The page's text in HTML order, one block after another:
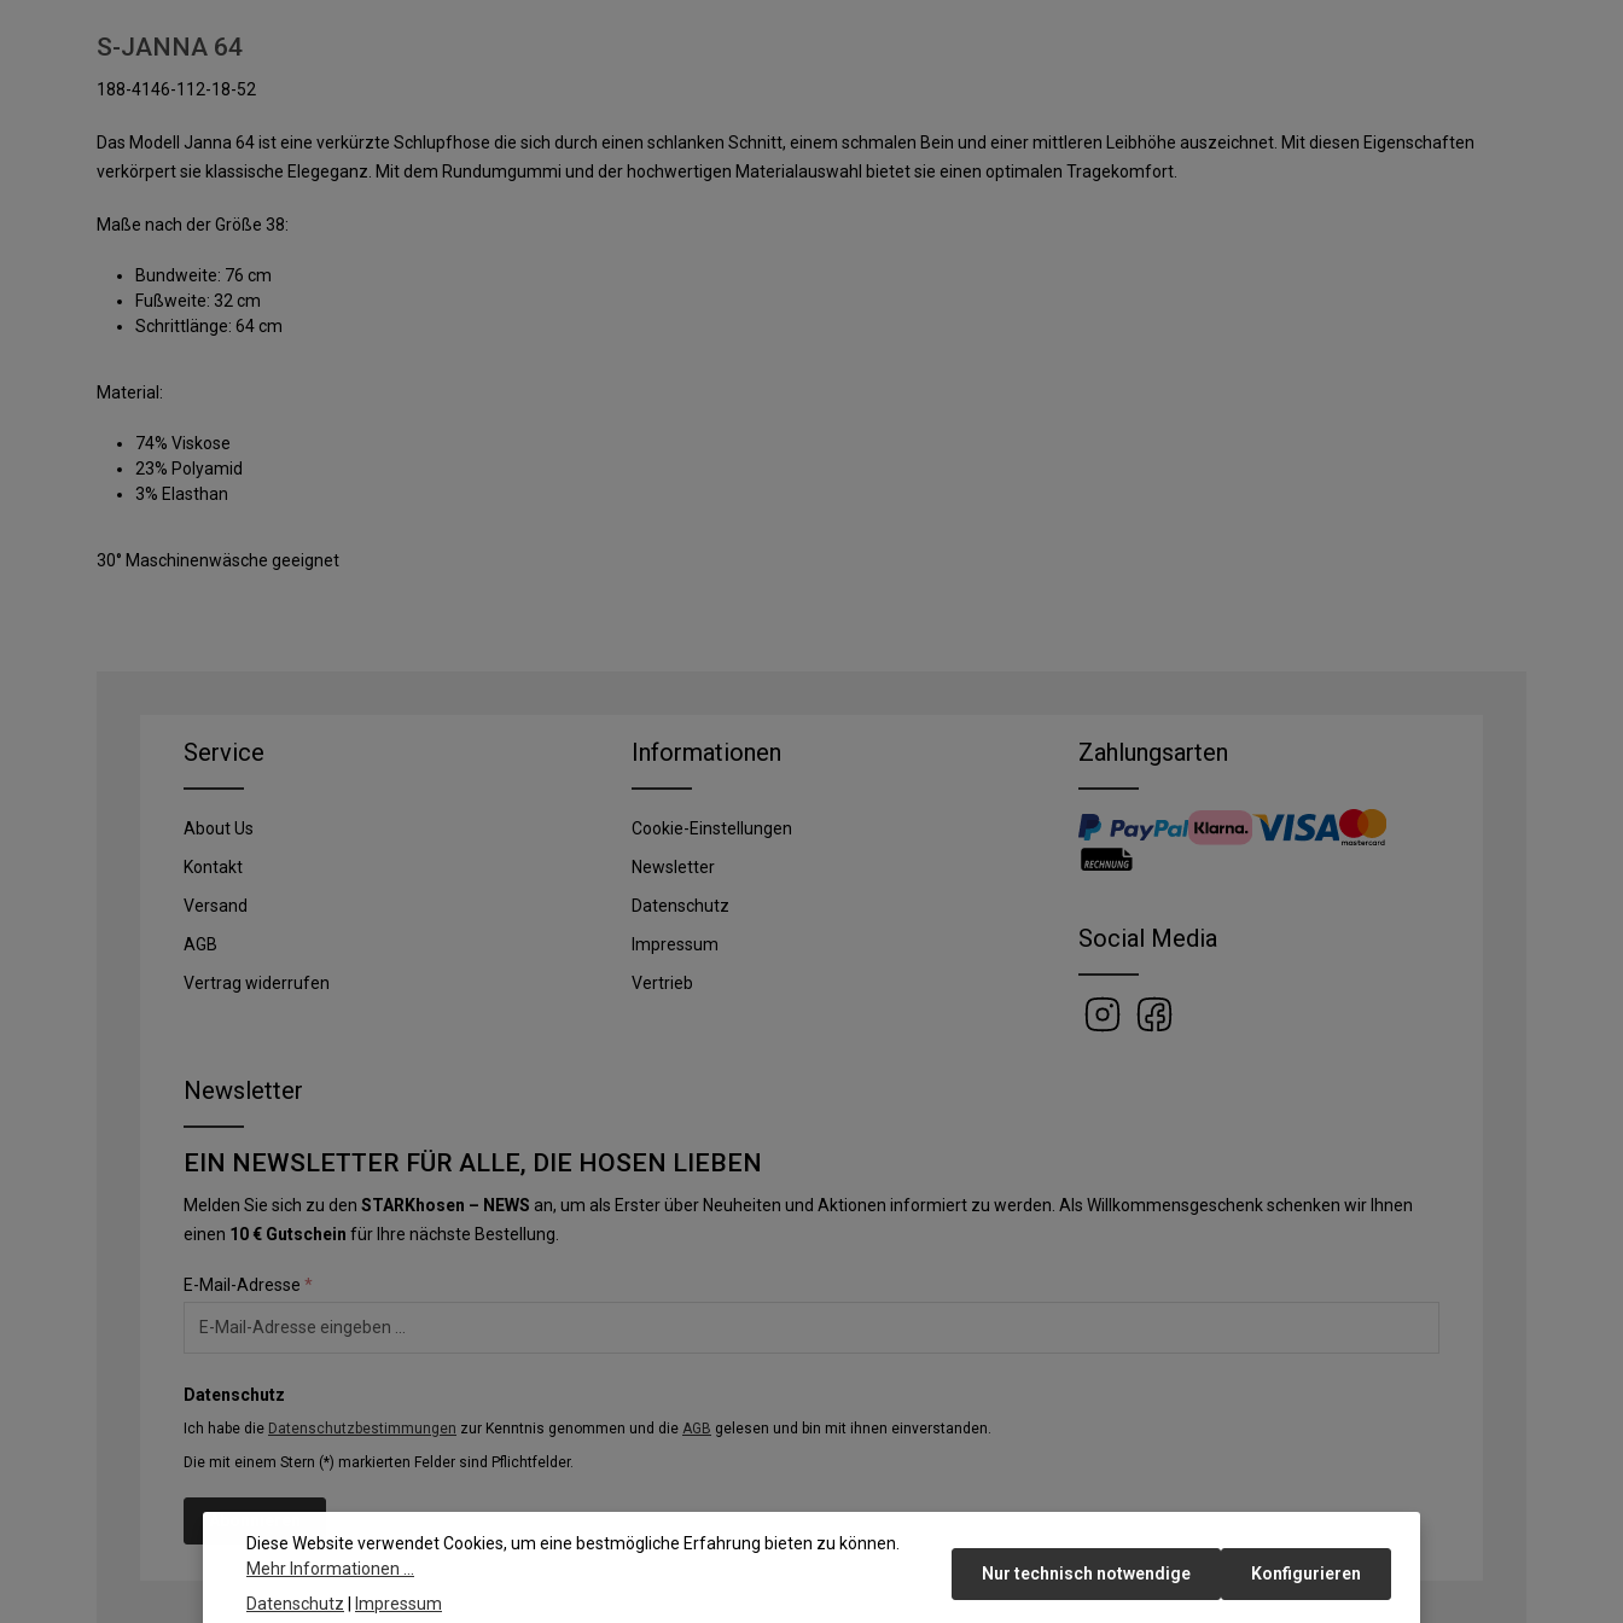
S-JANNA 64
188-4146-112-18-52
Das Modell Janna 64 ist eine verkürzte Schlupfhose die sich durch einen schlanken Schnitt, einem schmalen Bein und einer mittleren Leibhöhe auszeichnet. Mit diesen Eigenschaften
verkörpert sie klassische Elegeganz. Mit dem Rundumgummi und der hochwertigen Materialauswahl bietet sie einen optimalen Tragekomfort.
Maße nach der Größe 38:
Bundweite: 76 cm
Fußweite: 32 cm
Schrittlänge: 64 cm
Material:
74% Viskose
23% Polyamid
3% Elasthan
30° Maschinenwäsche geeignet
Service
About Us
Kontakt
Versand
AGB
Vertrag widerrufen
Informationen
Cookie-Einstellungen
Newsletter
Datenschutz
Impressum
Vertrieb
Zahlungsarten
Social Media
Newsletter
EIN NEWSLETTER FÜR ALLE, DIE HOSEN LIEBEN
Melden Sie sich zu den STARKhosen – NEWS an, um als Erster über Neuheiten und Aktionen informiert zu werden. Als Willkommensgeschenk schenken wir Ihnen
einen 10 € Gutschein für Ihre nächste Bestellung.
E-Mail-Adresse *
Datenschutz
Ich habe die Datenschutzbestimmungen zur Kenntnis genommen und die AGB gelesen und bin mit ihnen einverstanden.
Die mit einem Stern (*) markierten Felder sind Pflichtfelder.
Diese Website verwendet Cookies, um eine bestmögliche Erfahrung bieten zu können.
Mehr Informationen ...
Datenschutz | Impressum
Nur technisch notwendige Konfigurieren